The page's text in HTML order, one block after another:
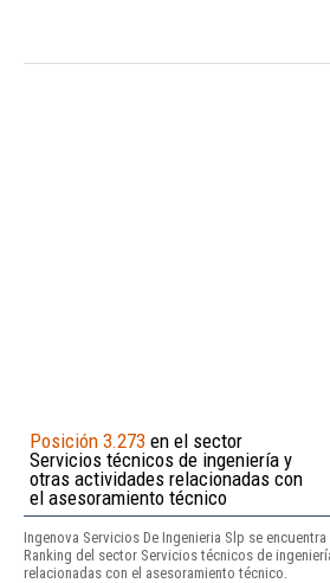
Posición 3.273 en el sector
Servicios técnicos de ingeniería y
otras actividades relacionadas con
el asesoramiento técnico
Ingenova Servicios De Ingenieria Slp se
Ranking del sector Servicios técnicos de
relacionadas con el asesoramiento técnico.